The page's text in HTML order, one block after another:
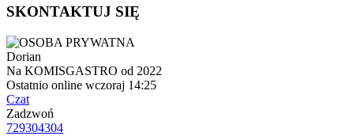
SKONTAKTUJ SIĘ
Dorian
Na KOMISGASTRO od 2022
Ostatnio online wczoraj 14:25
Czat
Zadzwoń
729304304